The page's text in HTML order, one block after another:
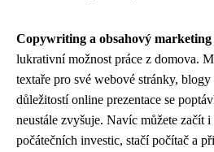
Copywriting a obsahový marketing
lukrativní možnost práce z domova.
textaře pro své webové stránky,
důležitostí online prezentace se
neustále zvyšuje. Navíc můžete začít
počátečních investic, stačí počítač a